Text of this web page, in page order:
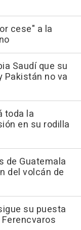
cese" a la
Saudí que su
Pakistán no va
toda la
en su rodilla
de Guatemala
del volcán de
su puesta